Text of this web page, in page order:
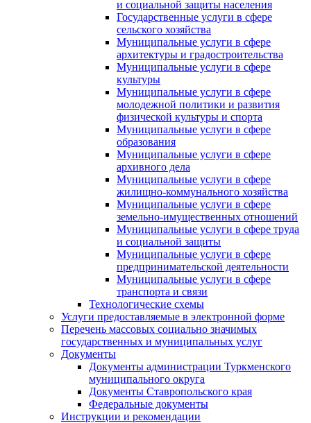
и социальной защиты населения
Государственные услуги в сфере
сельского хозяйства
Муниципальные услуги в сфере
архитектуры и градостроительства
Муниципальные услуги в сфере
культуры
Муниципальные услуги в сфере
молодежной политики и развития
физической культуры и спорта
Муниципальные услуги в сфере
образования
Муниципальные услуги в сфере
архивного дела
Муниципальные услуги в сфере
жилищно-коммунального хозяйства
Муниципальные услуги в сфере
земельно-имущественных отношений
Муниципальные услуги в сфере труда
и социальной защиты
Муниципальные услуги в сфере
предпринимательской деятельности
Муниципальные услуги в сфере
транспорта и связи
Технологические схемы
Услуги предоставляемые в электронной форме
Перечень массовых социально значимых
государственных и муниципальных услуг
Документы
Документы администрации Туркменского
муниципального округа
Документы Ставропольского края
Федеральные документы
Инструкции и рекомендации